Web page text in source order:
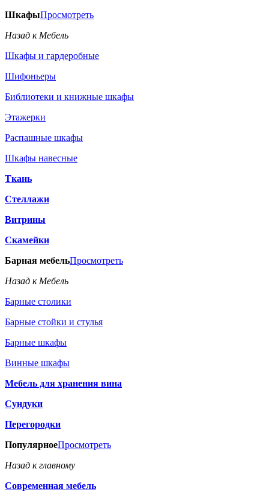
ШкафыПросмотреть
Назад к Мебель
Шкафы и гардеробные
Шифоньеры
Библиотеки и книжные шкафы
Этажерки
Распашные шкафы
Шкафы навесные
Ткань
Стеллажи
Витрины
Скамейки
Барная мебельПросмотреть
Назад к Мебель
Барные столики
Барные стойки и стулья
Барные шкафы
Винные шкафы
Мебель для хранения вина
Сундуки
Перегородки
ПопулярноеПросмотреть
Назад к главному
Современная мебель